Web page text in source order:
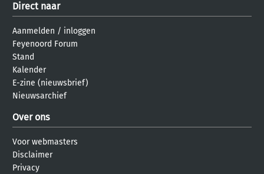
Direct naar
Aanmelden / inloggen
Feyenoord Forum
Stand
Kalender
E-zine (nieuwsbrief)
Nieuwsarchief
Over ons
Voor webmasters
Disclaimer
Privacy